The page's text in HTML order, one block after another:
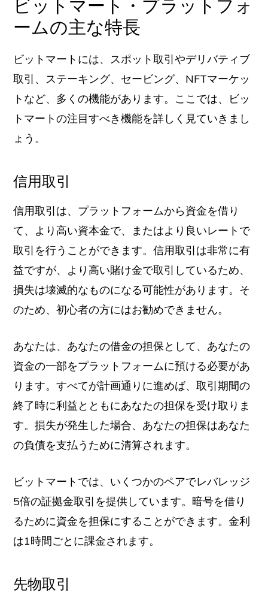
ームの主な特長
ビットマートには、スポット取引やデリバティブ
取引、ステーキング、セービング、NFTマーケッ
トなど、多くの機能があります。ここでは、ビッ
トマートの注目すべき機能を詳しく見ていきまし
ょう。
信用取引
信用取引は、プラットフォームから資金を借り
て、より高い資本金で、またはより良いレートで
取引を行うことができます。信用取引は非常に有
益ですが、より高い賭け金で取引しているため、
損失は壊滅的なものになる可能性があります。そ
のため、初心者の方にはお勧めできません。
あなたは、あなたの借金の担保として、あなたの
資金の一部をプラットフォームに預ける必要があ
ります。すべてが計画通りに進めば、取引期間の
終了時に利益とともにあなたの担保を受け取りま
す。損失が発生した場合、あなたの担保はあなた
の負債を支払うために清算されます。
ビットマートでは、いくつかのペアでレバレッジ
5倍の証拠金取引を提供しています。暗号を借り
るために資金を担保にすることができます。金利
は1時間ごとに課金されます。
先物取引